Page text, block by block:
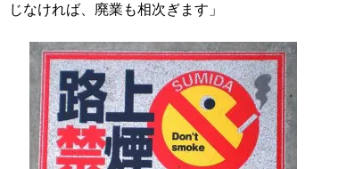
じなければ、廃業も相次ぎます」